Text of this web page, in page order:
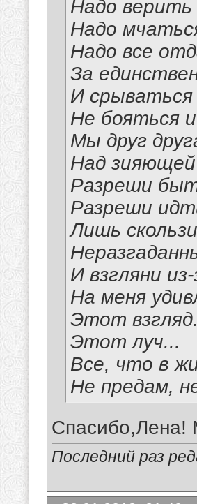
Надо
Надо
Надо все
За
И срываться
Не бояться
Мы друг
Над зияющей
Разреши
Разреши
Лишь
И взгляни
На меня
Этот
Этот луч...
Все, что в
Не предам,
Спасибо,Лена!
Последний раз